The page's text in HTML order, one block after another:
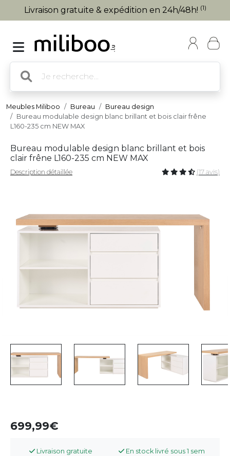
Livraison gratuite & expédition en 24h/48h! (1)
Meubles Miliboo Bureau
Bureau design
Bureau modulable design blanc brillant et bois clair frêne
L160-235 cm NEW MAX
Bureau modulable design blanc brillant et bois
clair frêne L160-235 cm NEW MAX
Description détaillée (17 avis)
699,99
Livraison gratuite En stock livré sous 1 sem